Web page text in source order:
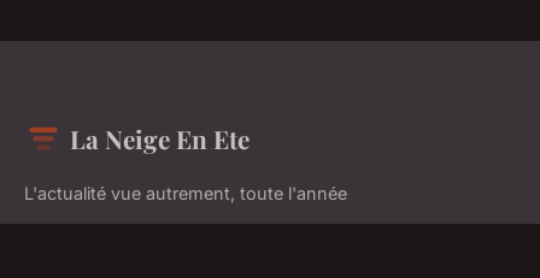
La Neige En Ete
L'actualité vue autrement, toute l'année